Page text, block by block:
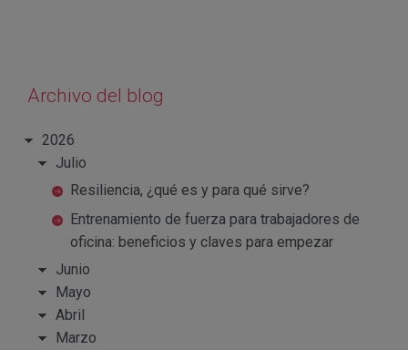
Archivo del blog
2026
Julio
Resiliencia, ¿qué es y para qué sirve?
Entrenamiento de fuerza para trabajadores de
oficina: beneficios y claves para empezar
Junio
Mayo
Abril
Marzo